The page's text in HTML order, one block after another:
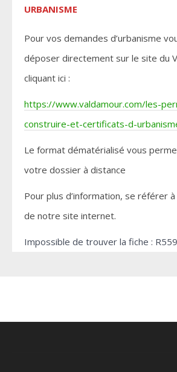
URBANISME
Pour vos demandes d’urbanisme
déposer directement sur le site du
cliquant ici :
https://www.valdamour.com/les-
construire-et-certificats-d-
Le format dématérialisé vous
votre dossier à distance
Pour plus d’information, se référer
de notre site internet.
Impossible de trouver la fiche :